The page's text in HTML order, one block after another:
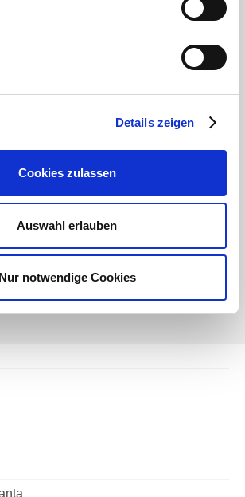
Details zeigen
Cookies zulassen
Auswahl erlauben
Nur notwendige Cookies
saat auki tietokortin, jossa kerrotaan
juurikkaantuholaisen tarkkailusta ja